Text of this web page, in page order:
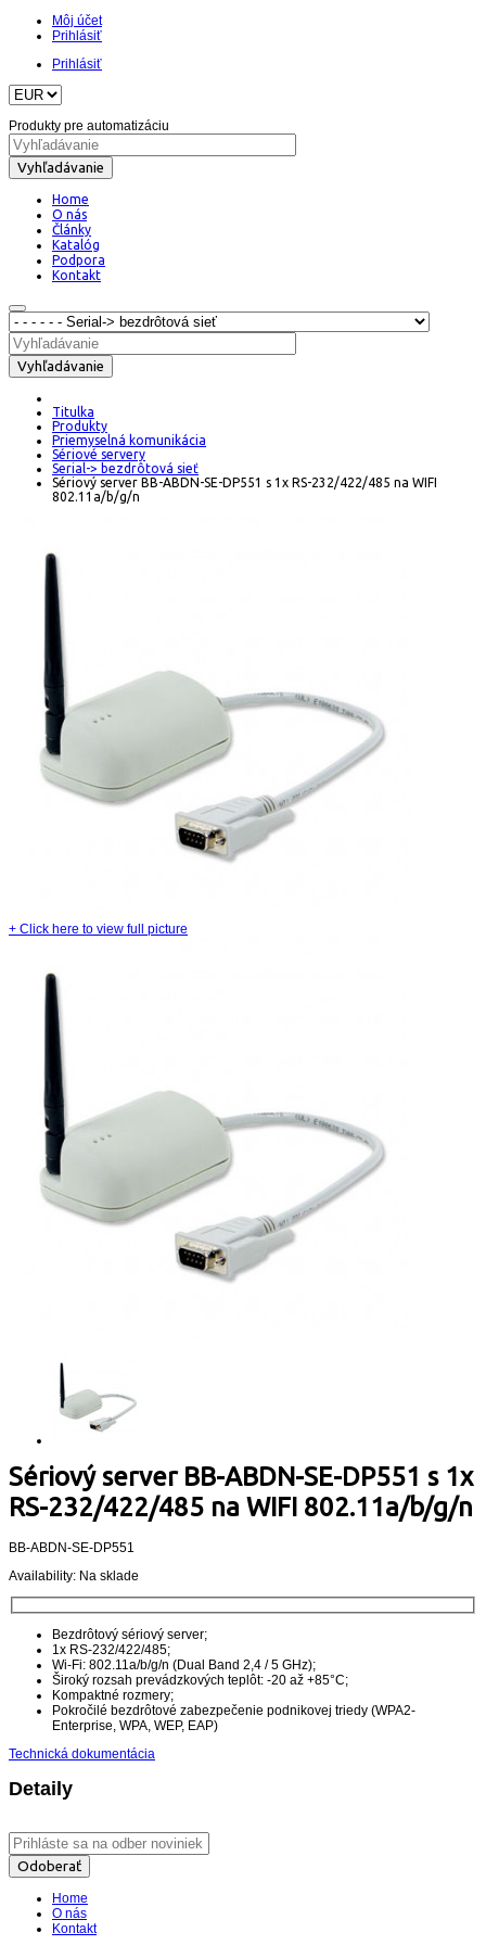
Môj účet
Prihlásiť
Prihlásiť
Produkty pre automatizáciu
Vyhľadávanie
Home
O nás
Články
Katalóg
Podpora
Kontakt
Vyhľadávanie
Titulka
Produkty
Priemyselná komunikácia
Sériové servery
Serial-> bezdrôtová sieť
Sériový server BB-ABDN-SE-DP551 s 1x RS-232/422/485 na WIFI
802.11a/b/g/n
+ Click here to view full picture
Sériový server BB-ABDN-SE-DP551 s 1x
RS-232/422/485 na WIFI 802.11a/b/g/n
BB-ABDN-SE-DP551
Availability: Na sklade
Bezdrôtový sériový server;
1x RS-232/422/485;
Wi-Fi: 802.11a/b/g/n (Dual Band 2,4 / 5 GHz);
Široký rozsah prevádzkových teplôt: -20 až +85°C;
Kompaktné rozmery;
Pokročilé bezdrôtové zabezpečenie podnikovej triedy (WPA2-
Enterprise, WPA, WEP, EAP)
Technická dokumentácia
Detaily
Odoberať
Home
O nás
Kontakt